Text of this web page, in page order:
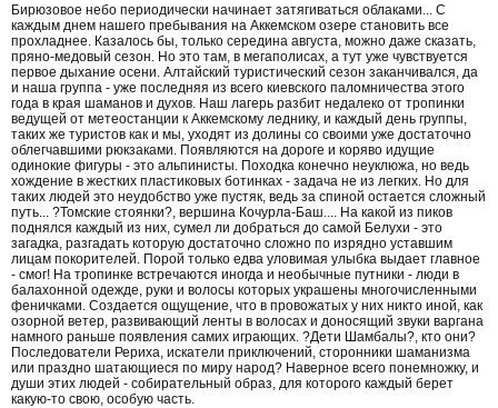
Бирюзовое небо периодически начинает затягиваться облаками... С
каждым днем нашего пребывания на Аккемском озере становить все
прохладнее. Казалось бы, только середина августа, можно даже сказать,
пряно-медовый сезон. Но это там, в мегаполисах, а тут уже чувствуется
первое дыхание осени. Алтайский туристический сезон заканчивался, да
и наша группа - уже последняя из всего киевского паломничества этого
года в края шаманов и духов. Наш лагерь разбит недалеко от тропинки
ведущей от метеостанции к Аккемскому леднику, и каждый день группы,
таких же туристов как и мы, уходят из долины со своими уже достаточно
облегчавшими рюкзаками. Появляются на дороге и коряво идущие
одинокие фигуры - это альпинисты. Походка конечно неуклюжа, но ведь
хождение в жестких пластиковых ботинках - задача не из легких. Но для
таких людей это неудобство уже пустяк, ведь за спиной остается сложный
путь... ?Томские стоянки?, вершина Кочурла-Баш.... На какой из пиков
поднялся каждый из них, сумел ли добраться до самой Белухи - это
загадка, разгадать которую достаточно сложно по изрядно уставшим
лицам покорителей. Порой только едва уловимая улыбка выдает главное
- смог! На тропинке встречаются иногда и необычные путники - люди в
балахонной одежде, руки и волосы которых украшены многочисленными
феничками. Создается ощущение, что в провожатых у них никто иной, как
озорной ветер, развивающий ленты в волосах и доносящий звуки варгана
намного раньше появления самих играющих. ?Дети Шамбалы?, кто они?
Последователи Рериха, искатели приключений, сторонники шаманизма
или праздно шатающиеся по миру народ? Наверное всего понемножку, и
души этих людей - собирательный образ, для которого каждый берет
какую-то свою, особую часть.